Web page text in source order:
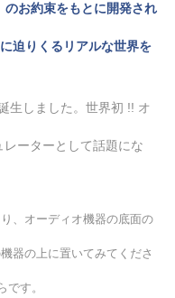
のお約束をもとに開発され
りくる リアルな世界を
生しました。世界初 !! オ
ーターとして話題にな
、オーディオ機器の底面の
器の上に置いてみてくださ
す。